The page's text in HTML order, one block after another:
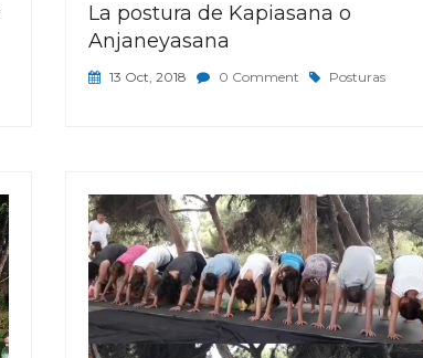
La postura de Kapiasana o
Anjaneyasana
13 Oct, 2018 0 Comment Posturas